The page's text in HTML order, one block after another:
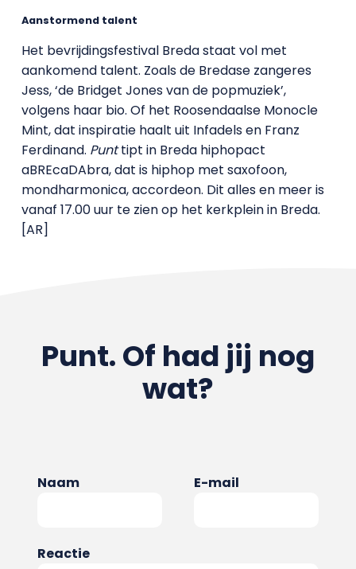
Aanstormend talent
Het bevrijdingsfestival Breda staat vol met
aankomend talent. Zoals de Bredase zangeres
Jess, ‘de Bridget Jones van de popmuziek’,
volgens haar bio. Of het Roosendaalse Monocle
Mint, dat inspiratie haalt uit Infadels en Franz
Ferdinand. Punttipt in Breda hiphopact
aBREcaDAbra, dat is hiphop met saxofoon,
mondharmonica, accordeon. Dit alles en meer is
vanaf 17.00 uur te zien op het kerkplein in Breda.
[AR]
Punt. Of had jij nog
wat?
Naam E-mail
Reactie